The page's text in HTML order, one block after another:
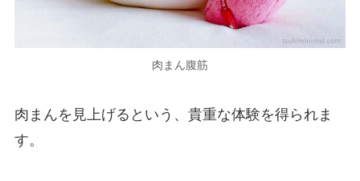
肉まん腹筋
肉まんを見上げるという、貴重な体験を得られま
す。